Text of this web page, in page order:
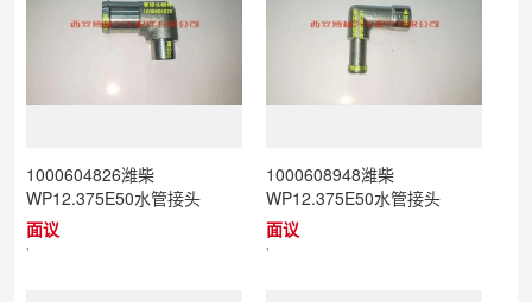
1000604826潍柴
WP12.375E50水管接头
面议
'
1000608948潍柴
WP12.375E50水管接头
面议
'